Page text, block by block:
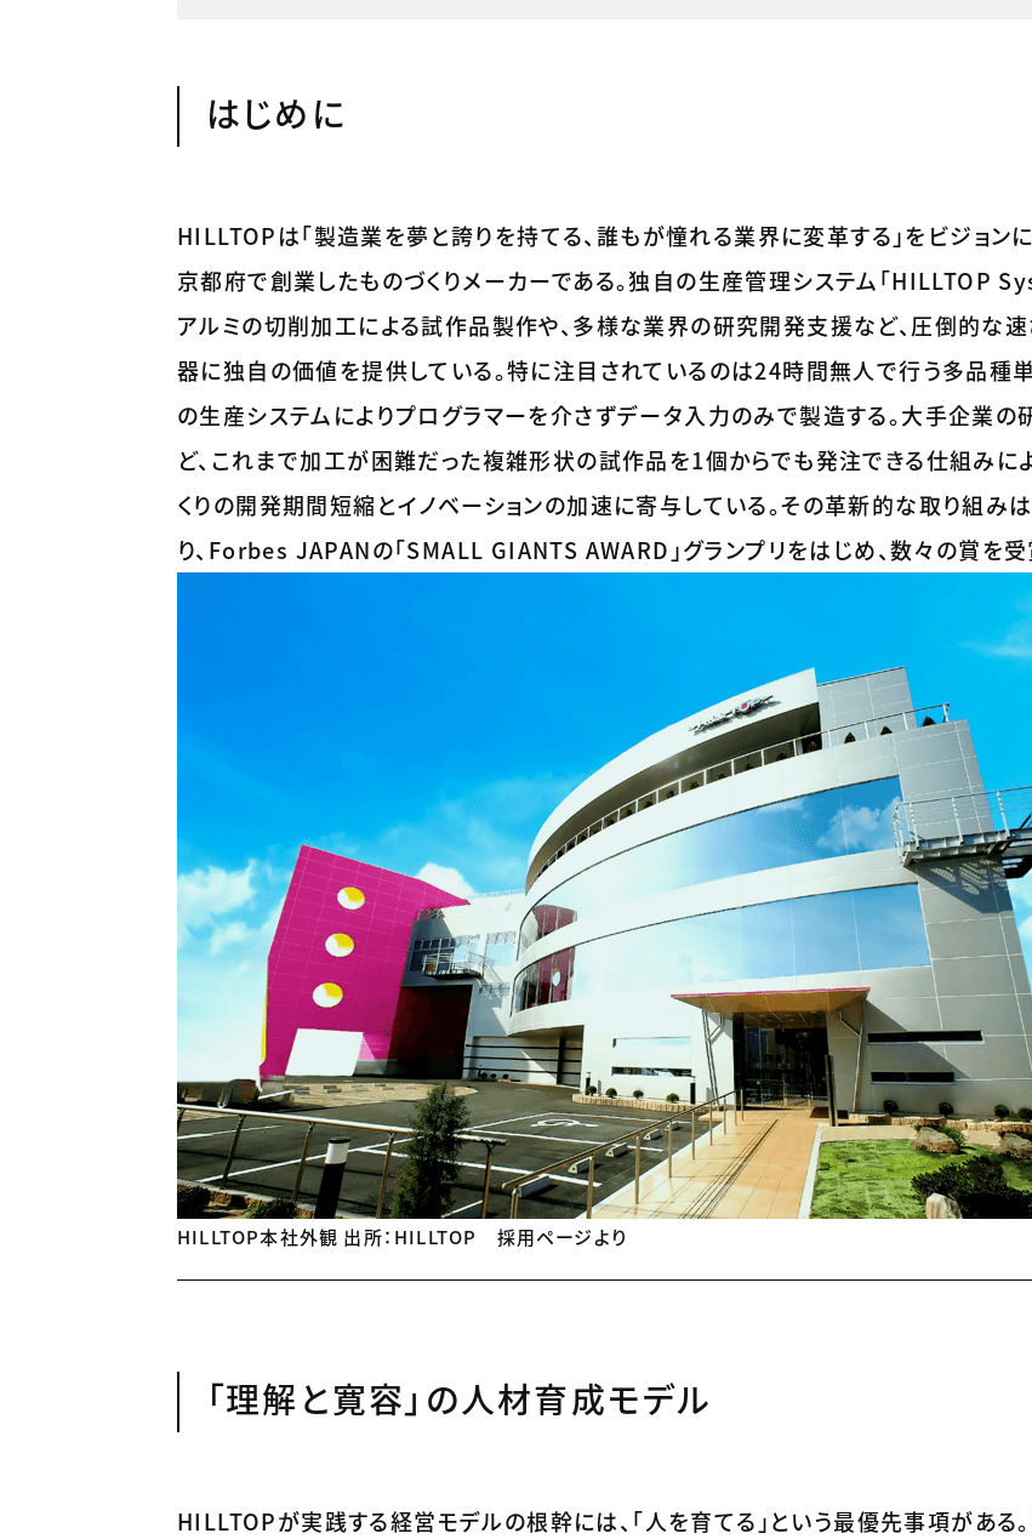
はじめに
HILLTOPは「製造業を夢と誇りを持てる、誰もが憧れる業界に変革する」をビジョン
京都府で創業したものづくりメーカーである。独自の生産管理システム「HILLTOP
アルミの切削加工による試作品製作や、多様な業界の研究開発支援など、圧倒的な
器に独自の価値を提供している。特に注目されているのは24時間無人で行う多品種
の生産システムによりプログラマーを介さずデータ入力のみで製造する。大手企業
ど、これまで加工が困難だった複雑形状の試作品を1個からでも発注できる仕組みに
くりの開発期間短縮とイノベーションの加速に寄与している。その革新的な取り組み
り、Forbes JAPANの「SMALL GIANTS AWARD」グランプリをはじめ、数々の賞を受
HILLTOP本社外観 出所：HILLTOP 採用ページより
「理解と寛容」の人材育成モデル
HILLTOPが実践する経営モデルの根幹には、「人を育てる」という最優先事項がある